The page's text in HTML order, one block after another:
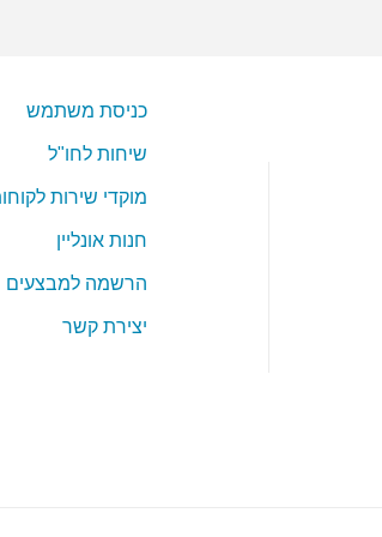
כניסת משתמש
שיחות לחו"ל
מוקדי שירות
חנות אונליין
הרשמה למבצעים
יצירת קשר